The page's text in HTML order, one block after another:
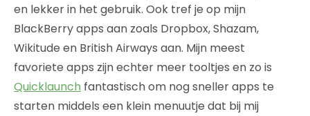
en lekker in het gebruik. Ook tref je op mijn
BlackBerry apps aan zoals Dropbox, Shazam,
Wikitude en British Airways aan. Mijn meest
favoriete apps zijn echter meer tooltjes en zo is
Quicklaunch fantastisch om nog sneller apps te
starten middels een klein menuutje dat bij mij